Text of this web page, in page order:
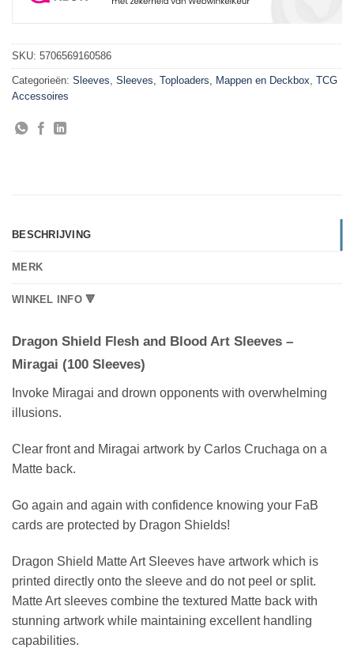
SKU: 5706569160586
Categorieën: Sleeves Sleeves, Toploaders, Mappen en Deckbox TCG
Accessoires
BESCHRIJVING
MERK
WINKEL INFO 🔻
Dragon Shield Flesh and Blood Art Sleeves –
Miragai (100 Sleeves)
Invoke Miragai and drown opponents with overwhelming
illusions.
Clear front and Miragai artwork by Carlos Cruchaga on a
Matte back.
Go again and again with confidence knowing your FaB
cards are protected by Dragon Shields!
Dragon Shield Matte Art Sleeves have artwork which is
printed directly onto the sleeve and do not peel or split.
Matte Art sleeves combine the textured Matte back with
stunning artwork while maintaining excellent handling
capabilities.